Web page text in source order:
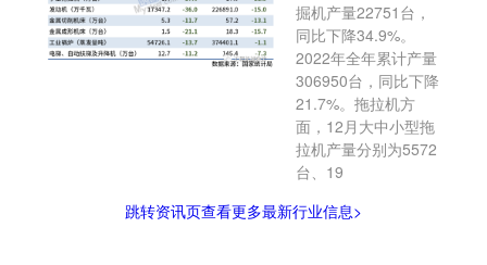
掘机产量22751台，
同比下降34.9%。
2022年全年累计产量
306950台，同比下降
21.7%。拖拉机方
面，12月大中小型拖
拉机产量分别为5572
台、19
跳转资讯页查看更多最新行业信息>